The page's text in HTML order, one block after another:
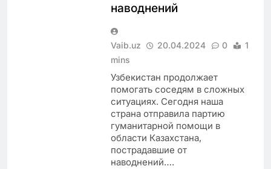
наводнений
Vaib.uz 20.04.2024 0
1
mins
Узбекистан продолжает
помогать соседям в сложных
ситуациях. Сегодня наша
страна отправила партию
гуманитарной помощи в
области Казахстана,
пострадавшие от
наводнений….